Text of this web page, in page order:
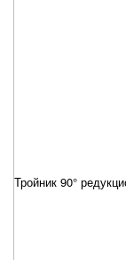
Тройник 90°